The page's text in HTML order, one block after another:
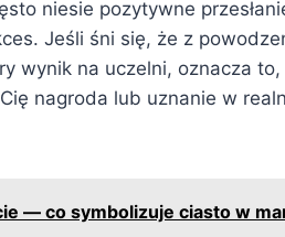
niesie pozytywne
Jeśli śni się, że z
wynik na uczelni, oznacza to,
nagroda lub uznanie w
— co symbolizuje ciasto w